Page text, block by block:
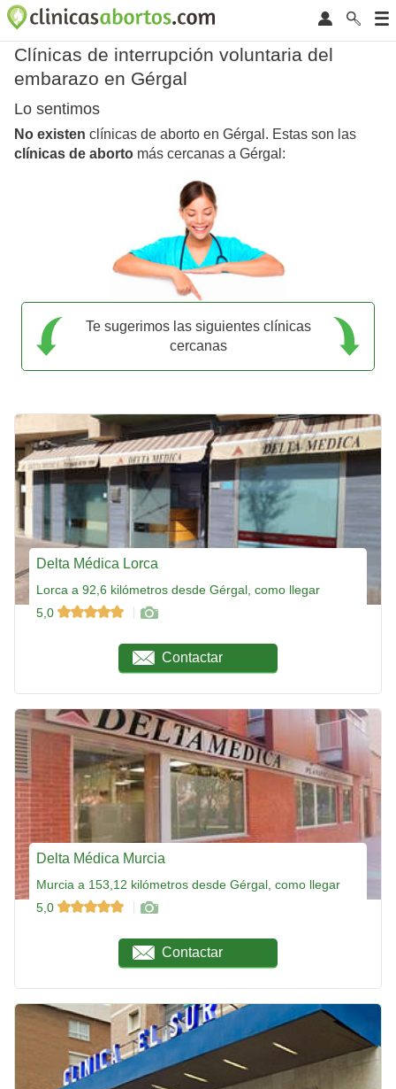
Clínicas de interrupción voluntaria del
embarazo en Gérgal
Lo sentimos
No existen clínicas de aborto en Gérgal. Estas son las
clínicas de aborto más cercanas a Gérgal:
Te sugerimos las siguientes clínicas
cercanas
Delta Médica Lorca
Lorca a 92,6 kilómetros desde Gérgal, como llegar
5,0
Contactar
Delta Médica Murcia
Murcia a 153,12 kilómetros desde Gérgal, como llegar
5,0
Contactar